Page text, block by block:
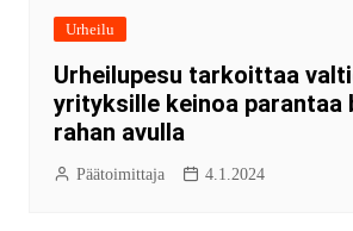
Urheilu
Urheilupesu tarkoittaa
yrityksille keinoa parantaa
rahan avulla
Päätoimittaja 4.1.2024